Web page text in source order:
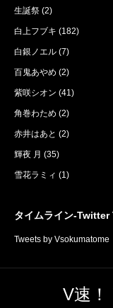
生誕祭 (2)
白上フブキ (182)
白銀ノエル (7)
百鬼あやめ (2)
紫咲シオン (41)
角巻わため (2)
赤井はあと (2)
輝夜 月 (35)
雪花ラミィ (1)
タイムライン-
Tweets by Vsokumatome
V速！